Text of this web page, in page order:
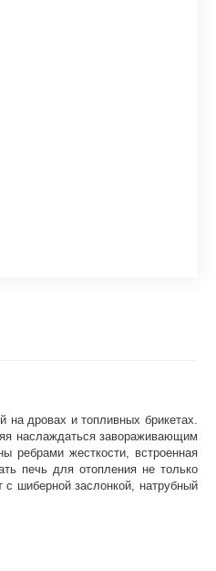
на дровах и топливных брикетах.
наслаждаться завораживающим
ребрами жесткости, встроенная
печь для отопления не только
шиберной заслонкой, натрубный